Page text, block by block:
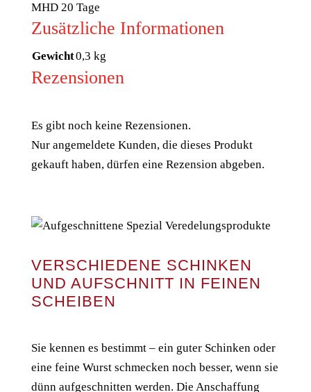
MHD 20 Tage
Zusätzliche Informationen
Gewicht0,3 kg
Rezensionen
Es gibt noch keine Rezensionen.
Nur angemeldete Kunden, die dieses Produkt
gekauft haben, dürfen eine Rezension abgeben.
VERSCHIEDENE SCHINKEN
UND AUFSCHNITT IN FEINEN
SCHEIBEN
Sie kennen es bestimmt – ein guter Schinken oder
eine feine Wurst schmecken noch besser, wenn sie
dünn aufgeschnitten werden. Die Anschaffung